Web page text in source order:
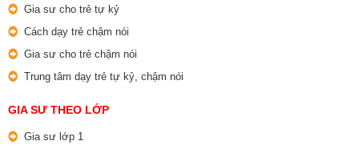
Gia sư cho trẻ tự kỷ
Cách dạy trẻ chậm nói
Gia sư cho trẻ chậm nói
Trung tâm dạy trẻ tự kỷ, chậm nói
GIA SƯ THEO LỚP
Gia sư lớp 1